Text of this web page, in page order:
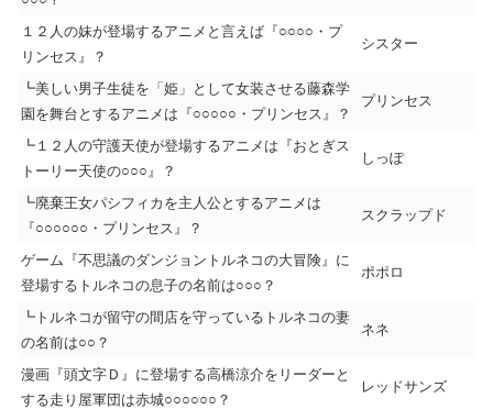
１２人の妹が登場するアニメと言えば『○○○○・プ
リンセス』？
シスター
┗美しい男子生徒を「姫」として女装させる藤森学
園を舞台とするアニメは『○○○○○・プリンセス』？
プリンセス
┗１２人の守護天使が登場するアニメは『おとぎス
トーリー天使の○○○』？
しっぽ
┗廃棄王女パシフィカを主人公とするアニメは
『○○○○○○・プリンセス』？
スクラップド
ゲーム『不思議のダンジョントルネコの大冒険』に
登場するトルネコの息子の名前は○○○？
ポポロ
┗トルネコが留守の間店を守っているトルネコの妻
の名前は○○？
ネネ
漫画『頭文字Ｄ』に登場する高橋涼介をリーダーと
する走り屋軍団は赤城○○○○○○？
レッドサンズ